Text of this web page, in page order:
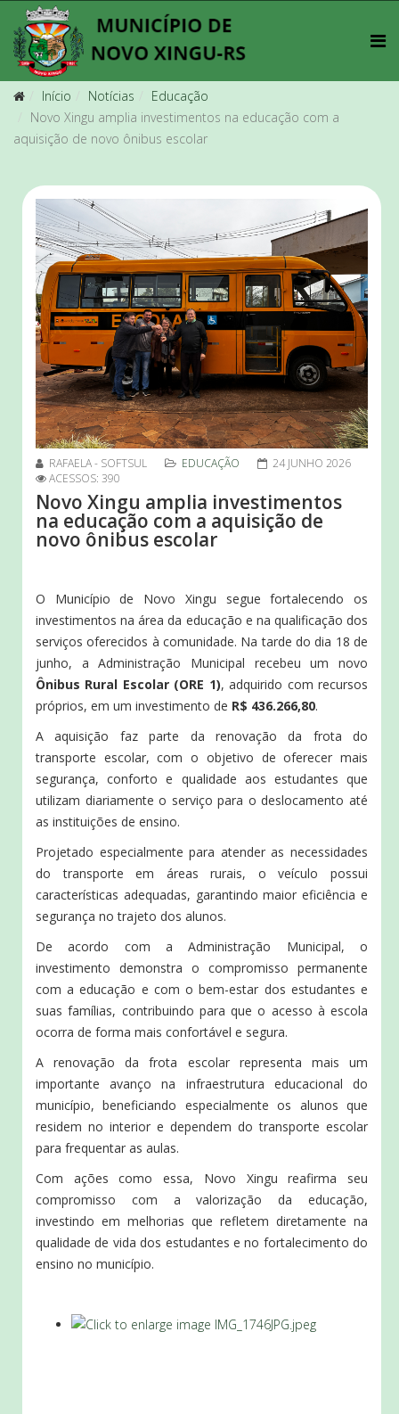
Início Notícias
Educação
Novo Xingu amplia investimentos na educação com a
aquisição de novo ônibus escolar
RAFAELA - SOFTSUL EDUCAÇÃO
24 JUNHO 2026
ACESSOS: 390
Novo Xingu amplia investimentos
na educação com a aquisição de
novo ônibus escolar
O Município de Novo Xingu segue fortalecendo os
investimentos na área da educação e na qualificação dos
serviços oferecidos à comunidade. Na tarde do dia 18 de
junho, a Administração Municipal recebeu um novo
Ônibus Rural Escolar (ORE 1), adquirido com recursos
próprios, em um investimento de R$ 436.266,80.
A aquisição faz parte da renovação da frota do
transporte escolar, com o objetivo de oferecer mais
segurança, conforto e qualidade aos estudantes que
utilizam diariamente o serviço para o deslocamento até
as instituições de ensino.
Projetado especialmente para atender as necessidades
do transporte em áreas rurais, o veículo possui
características adequadas, garantindo maior eficiência e
segurança no trajeto dos alunos.
De acordo com a Administração Municipal, o
investimento demonstra o compromisso permanente
com a educação e com o bem-estar dos estudantes e
suas famílias, contribuindo para que o acesso à escola
ocorra de forma mais confortável e segura.
A renovação da frota escolar representa mais um
importante avanço na infraestrutura educacional do
município, beneficiando especialmente os alunos que
residem no interior e dependem do transporte escolar
para frequentar as aulas.
Com ações como essa, Novo Xingu reafirma seu
compromisso com a valorização da educação,
investindo em melhorias que refletem diretamente na
qualidade de vida dos estudantes e no fortalecimento do
ensino no município.